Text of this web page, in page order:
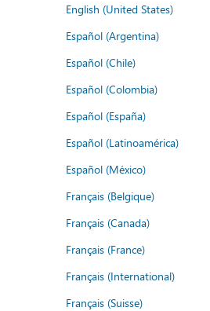
English (United States)
Español (Argentina)
Español (Chile)
Español (Colombia)
Español (España)
Español (Latinoamérica)
Español (México)
Français (Belgique)
Français (Canada)
Français (France)
Français (International)
Français (Suisse)